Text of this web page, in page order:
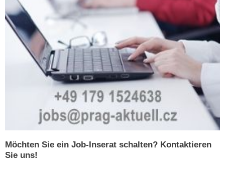
Möchten Sie ein Job-Inserat schalten? Kontaktieren
Sie uns!